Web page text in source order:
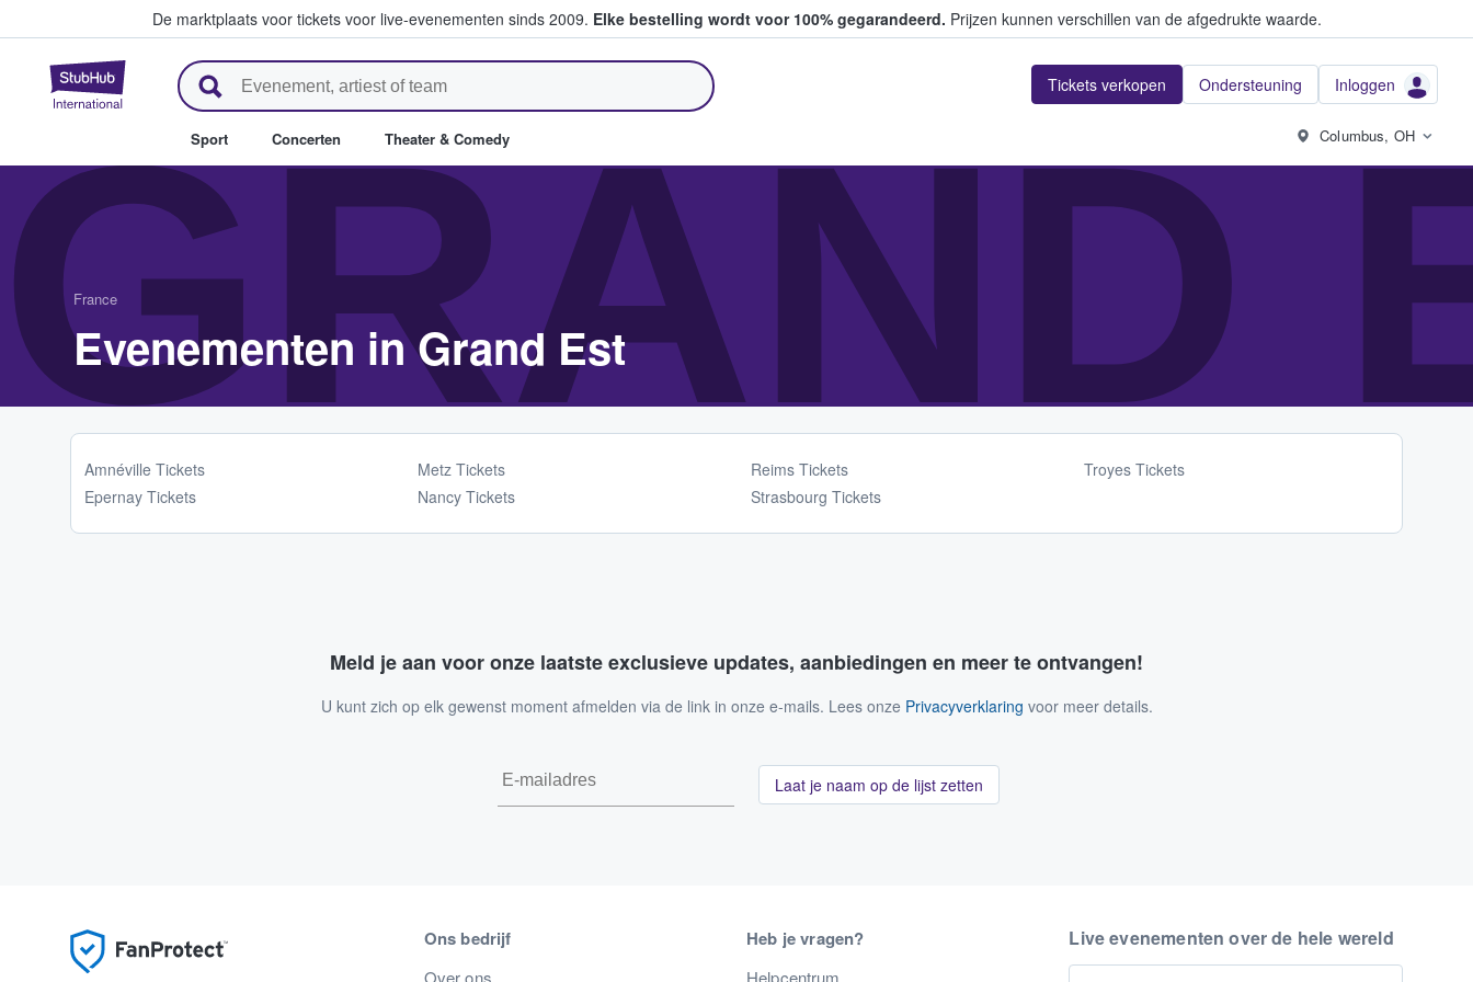
De marktplaats voor tickets voor live-evenementen sinds 2009. Elke bestelling wordt voor 100% gegarandeerd. Prijzen kunnen verschillen van de afgedrukte waarde.
StubHub: waar fans tickets kopen en verkopen Tickets verkopen Ondersteuning Inloggen
Sport Concerten Theater & Comedy Columbus, OH
GRAND
France
Evenementen in Grand Est
Amnéville Tickets
Epernay Tickets
Metz Tickets
Nancy Tickets
Reims Tickets
Strasbourg Tickets
Troyes Tickets
Meld je aan voor onze laatste exclusieve updates, aanbiedingen en meer te ontvangen!
U kunt zich op elk gewenst moment afmelden via de link in onze e-mails. Lees onze Privacyverklaring voor meer details.
Laat je naam op de lijst zetten
Ons bedrijf
Over ons
Heb je vragen?
Helpcentrum
Live evenementen over de hele wereld